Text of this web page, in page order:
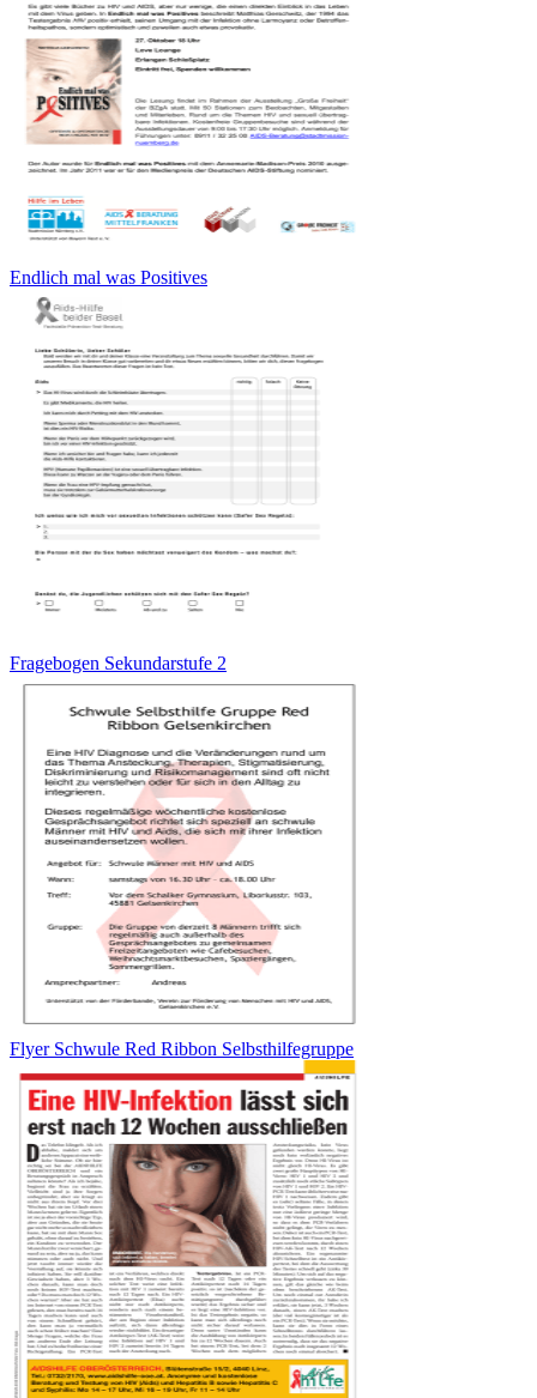
Endlich mal was Positives
Fragebogen Sekundarstufe 2
Flyer Schwule Red Ribbon Selbsthilfegruppe